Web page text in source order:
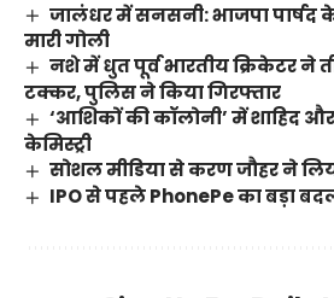
जालंधर में सनसनी: भाजपा
मारी गोली
नशे में धुत पूर्व भारतीय क्रिकेटर ने
टक्कर, पुलिस ने किया गिरफ्तार
‘आशिकों की कॉलोनी’ में शाहिद और
केमिस्ट्री
सोशल मीडिया से करण जौहर ने
IPO से पहले PhonePe का बड़ा